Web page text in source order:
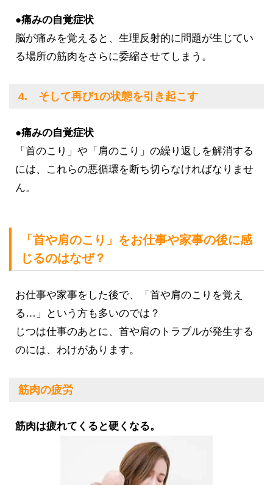
●痛みの自覚症状
脳が痛みを覚えると、生理反射的に問題が生じてい
る場所の筋肉をさらに委縮させてしまう。
4. そして再び1の状態を引き起こす
●痛みの自覚症状
「首のこり」や「肩のこり」の繰り返しを解消する
には、これらの悪循環を断ち切らなければなりませ
ん。
「首や肩のこり」をお仕事や家事の後に感
じるのはなぜ？
お仕事や家事をした後で、「首や肩のこりを覚え
る…」という方も多いのでは？
じつは仕事のあとに、首や肩のトラブルが発生する
のには、わけがあります。
筋肉の疲労
筋肉は疲れてくると硬くなる。